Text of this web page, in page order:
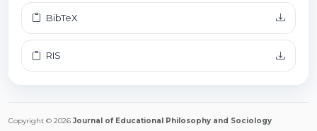
BibTeX
RIS
Copyright © 2026 Journal of Educational Philosophy and Sociology